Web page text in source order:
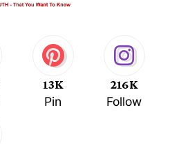
13K
Pin
216K
Follow